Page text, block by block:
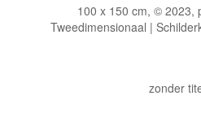
100 x 150 cm, © 2023,
Tweedimensionaal |
zonder